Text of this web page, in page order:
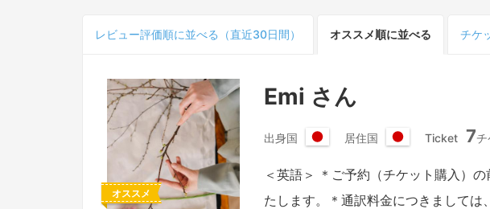
レビュー評価順に並べる（直近30日間） オススメ順に並べる チケ
オススメ
Emi さん
出身国
日
本
居住国
日
本
国
Ticket 7
＜英語＞ ＊ご予約（チケット購入）
たします。＊通訳料金につきまして